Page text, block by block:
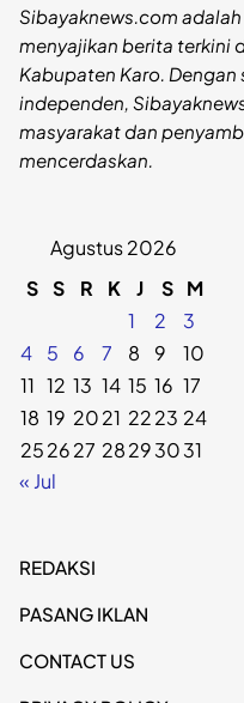
Sibayaknews.com
menyajikan berita terkini
Kabupaten Karo.
independen,
masyarakat dan
mencerdaskan.
Agustus 2026
S S R K J S M
1
2
3
4
5 6 7 8 9
10
11 12 13 14 15 16 17
18 19 2021 2223 24
252627 28293031
« Jul
REDAKSI
PASANG IKLAN
CONTACT US